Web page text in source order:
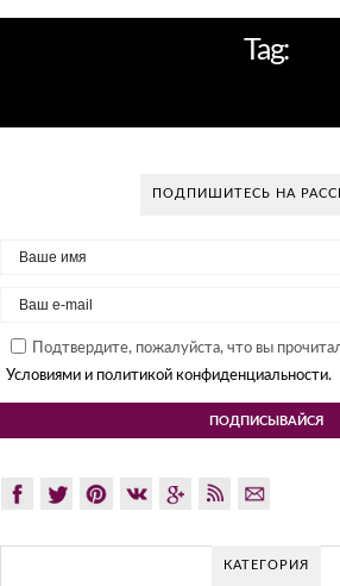
Tag:
ПОДПИШИТЕСЬ НА
Подтвердите, пожалуйста, что вы
Условиями и политикой конфиденциальности.
КАТЕГОРИЯ